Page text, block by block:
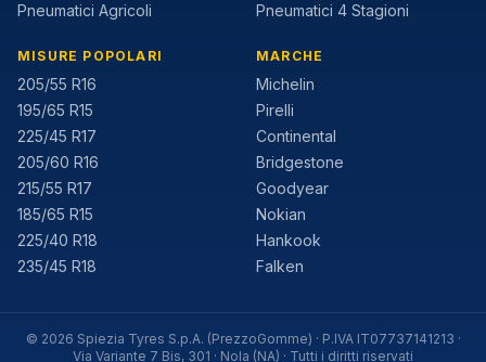
Pneumatici Agricoli
Pneumatici 4 Stagioni
MISURE POPOLARI
205/55 R16
195/65 R15
225/45 R17
205/60 R16
215/55 R17
185/65 R15
225/40 R18
235/45 R18
MARCHE
Michelin
Pirelli
Continental
Bridgestone
Goodyear
Nokian
Hankook
Falken
© 2026 Spiezia Tyres S.p.A. (PrezzoGomme) · P.IVA IT07737141213 ·
Via Variante 7 Bis, 301 · Nola (NA) · Tutti i diritti riservati